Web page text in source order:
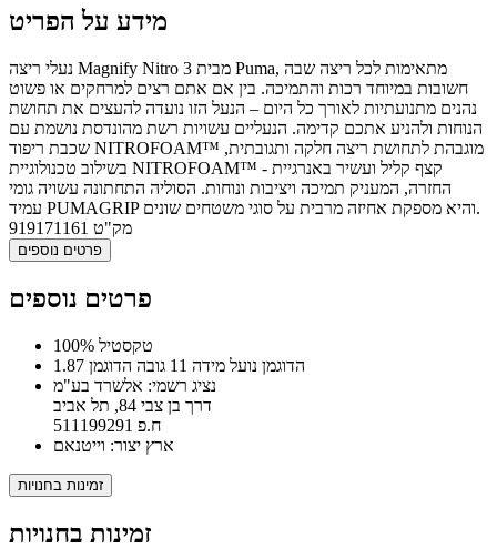
מידע על הפריט
נעלי ריצה Magnify Nitro 3 מבית Puma, מתאימות לכל ריצה שבה
חשובות במיוחד רכות והתמיכה. בין אם אתם רצים למרחקים או פשוט
נהנים מתנועתיות לאורך כל היום – הנעל הזו נועדה להעצים את תחושת
הנוחות ולהניע אתכם קדימה. הנעליים עשויות רשת מהונדסת נושמת עם
שכבת ריפוד NITROFOAM™ מוגבהת לתחושת ריצה חלקה ותגובתית,
בשילוב טכנולוגיית NITROFOAM™ - קצף קליל ועשיר באנרגיית
החזרה, המעניק תמיכה ויציבות ונוחות. הסוליה התחתונה עשויה גומי
עמיד PUMAGRIP והיא מספקת אחיזה מרבית על סוגי משטחים שונים.
מק"ט 919171161
פרטים נוספים
פרטים נוספים
100% טקסטיל
הדוגמן נועל מידה 11 גובה הדוגמן 1.87
נציג רשמי: אלשרד בע"מ
דרך בן צבי 84, תל אביב
ח.פ 511199291
ארץ יצור: וייטנאם
זמינות בחנויות
זמינות בחנויות